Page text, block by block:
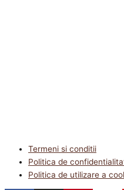
Termeni si conditii
Politica de
Politica de utilizare a